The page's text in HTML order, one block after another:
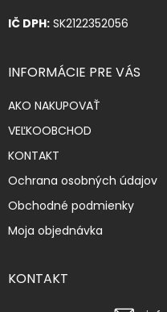
IČ DPH: SK2122352056
INFORMÁCIE PRE VÁS
AKO NAKUPOVAŤ
VEĽKOOBCHOD
KONTAKT
Ochrana osobných údajov
Obchodné podmienky
Moja objednávka
KONTAKT